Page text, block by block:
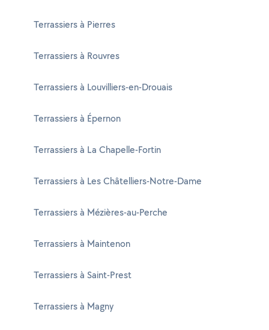
Terrassiers à Pierres
Terrassiers à Rouvres
Terrassiers à Louvilliers-en-Drouais
Terrassiers à Épernon
Terrassiers à La Chapelle-Fortin
Terrassiers à Les Châtelliers-Notre-Dame
Terrassiers à Mézières-au-Perche
Terrassiers à Maintenon
Terrassiers à Saint-Prest
Terrassiers à Magny